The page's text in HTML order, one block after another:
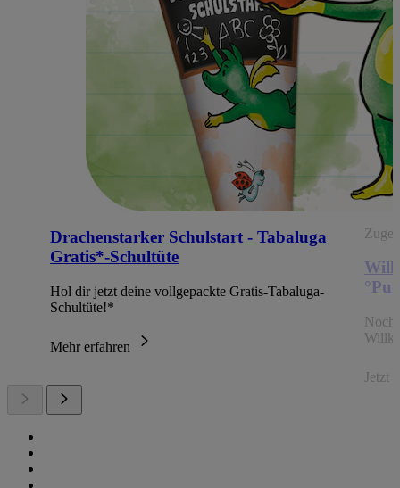
Drachenstarker Schulstart - Tabaluga
Gratis*-Schultüte
Hol dir jetzt deine vollgepackte Gratis-Tabaluga-
Schultüte!*
Mehr erfahren
Noch
Jetzt